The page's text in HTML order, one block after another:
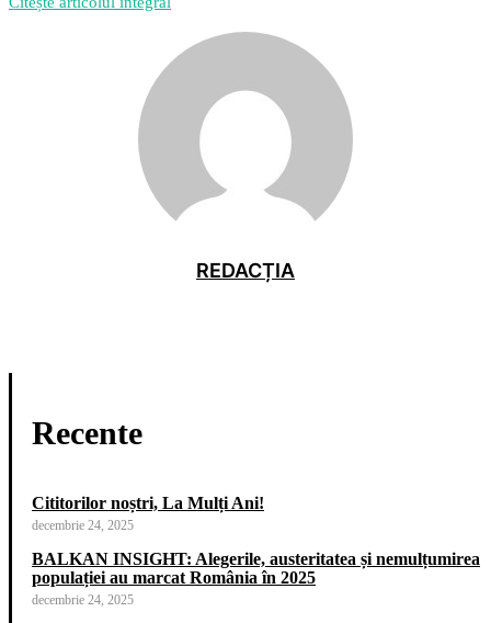
REDACȚIA
Recente
Cititorilor noștri, La Mulți Ani!
decembrie 24, 2025
BALKAN INSIGHT: Alegerile, austeritatea și nemulțumirea
populației au marcat România în 2025
decembrie 24, 2025